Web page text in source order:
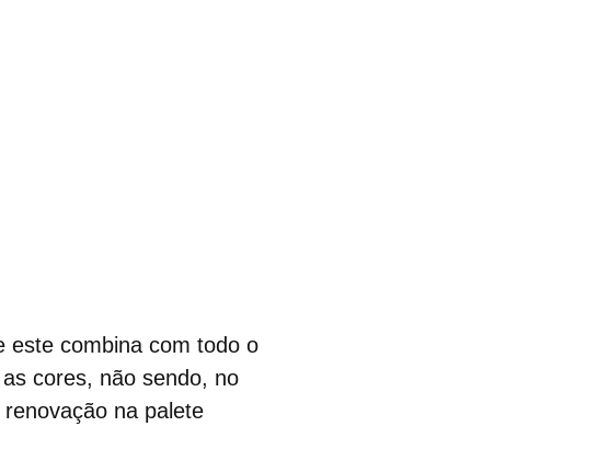
este combina com todo o
cores, não sendo, no
na palete